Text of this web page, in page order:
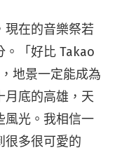
現在的音樂祭若
。「好比 Takao
地景一定能成為
月底的高雄，天
風光。我相信一
很多很可愛的